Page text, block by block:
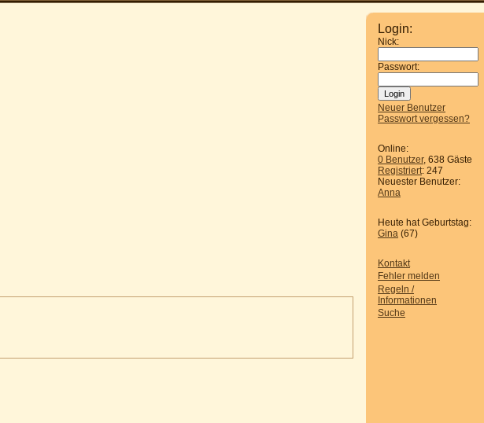
Login:
Nick:
Passwort:
Neuer Benutzer
Passwort vergessen?
Online:
0 Benutzer, 638 Gäste
Registriert: 247
Neuester Benutzer:
Anna
Heute hat Geburtstag:
Gina (67)
Kontakt
Fehler melden
Regeln /
Informationen
Suche